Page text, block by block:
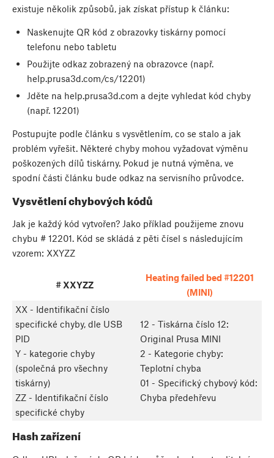
existuje několik způsobů, jak získat přístup k článku:
Naskenujte QR kód z obrazovky tiskárny pomocí
telefonu nebo tabletu
Použijte odkaz zobrazený na obrazovce (např.
help.prusa3d.com/cs/12201)
Jděte na help.prusa3d.com a dejte vyhledat kód chyby
(např. 12201)
Postupujte podle článku s vysvětlením, co se stalo a jak
problém vyřešit. Některé chyby mohou vyžadovat výměnu
poškozených dílů tiskárny. Pokud je nutná výměna, ve
spodní části článku bude odkaz na servisního průvodce.
Vysvětlení chybových kódů
Jak je každý kód vytvořen? Jako příklad použijeme znovu
chybu # 12201. Kód se skládá z pěti čísel s následujícím
vzorem: XXYZZ
# XXYZZ
Heating failed bed #12201
(MINI)
XX - Identifikační číslo
specifické chyby, dle USB
PID
Y - kategorie chyby
(společná pro všechny
tiskárny)
ZZ - Identifikační číslo
specifické chyby
12 - Tiskárna číslo 12:
Original Prusa MINI
2 - Kategorie chyby:
Teplotní chyba
01 - Specifický chybový kód:
Chyba předehřevu
Hash zařízení